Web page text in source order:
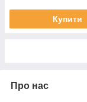
Купити
Про нас